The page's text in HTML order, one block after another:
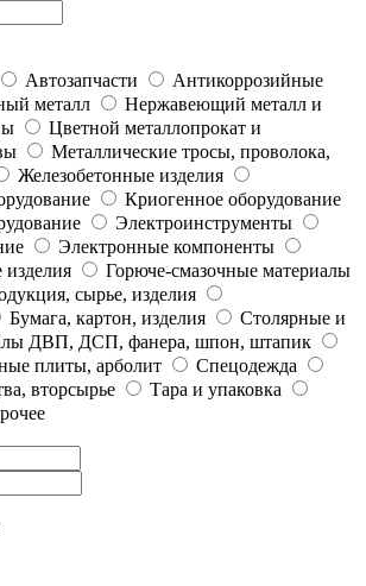
Автозапчасти
Антикоррозийные
металл
Нержавеющий металл и
Цветной металлопрокат и
Металлические тросы, проволока,
Железобетонные изделия
Криогенное оборудование
Электроинструменты
Электронные компоненты
изделия
Горюче-смазочные материалы
сырье, изделия
Бумага, картон, изделия
Столярные и
ДВП, ДСП, фанера, шпон, штапик
плиты, арболит
Спецодежда
вторсырье
Тара и упаковка